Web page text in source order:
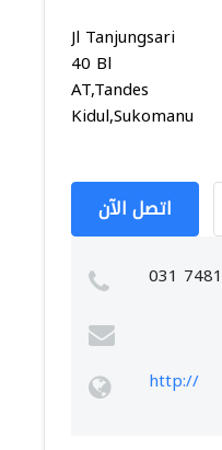
Jl Tanjungsari
40 Bl
AT,Tandes
اتصل الآن
031
http://